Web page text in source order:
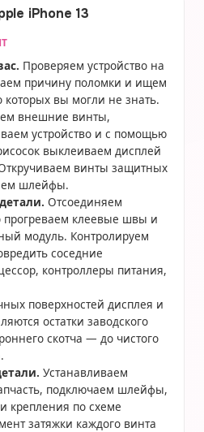
iPhone 13
Проверяем устройство на
причину поломки и ищем
вы могли не знать.
внешние винты,
устройство и с помощью
выклеиваем дисплей
винты защитных
шлейфы.
Отсоединяем
клеевые швы и
модуль. Контролируем
соседние
контроллеры питания,
поверхностей дисплея и
остатки заводского
скотча — до чистого
Устанавливаем
подключаем шлейфы,
крепления по схеме
затяжки каждого винта